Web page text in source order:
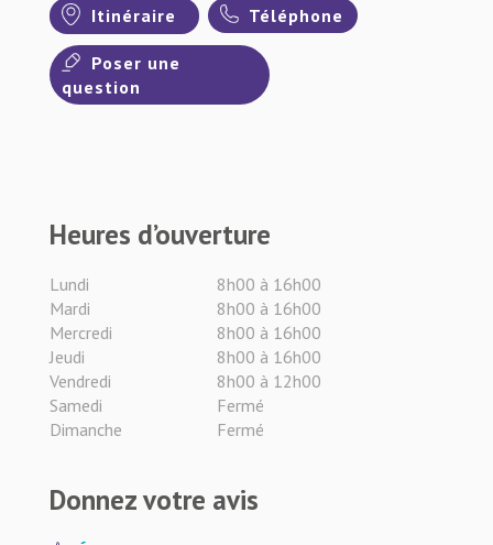
Itinéraire Téléphone
Poser une
question
Heures d’ouverture
Lundi
8h00 à 16h00
Mardi
8h00 à 16h00
Mercredi
8h00 à 16h00
Jeudi
8h00 à 16h00
Vendredi
8h00 à 12h00
Samedi
Fermé
Dimanche
Fermé
Donnez votre avis